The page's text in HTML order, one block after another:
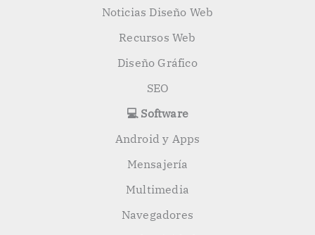
Noticias Diseño Web
Recursos Web
Diseño Gráfico
SEO
💻 Software
Android y Apps
Mensajería
Multimedia
Navegadores